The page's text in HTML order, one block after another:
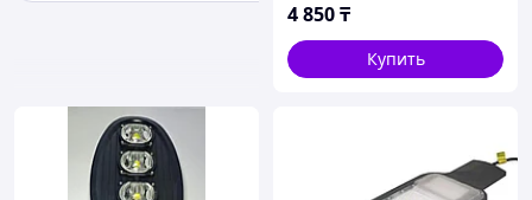
4 850₸
Купить